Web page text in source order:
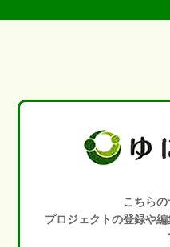
こちらの
プロジェクトの登録や